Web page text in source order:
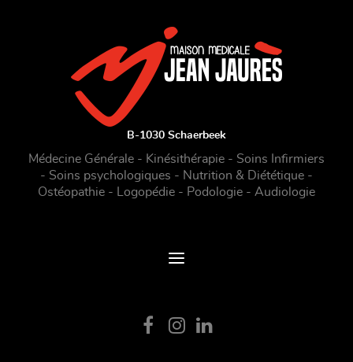
B-1030 Schaerbeek
Médecine Générale - Kinésithérapie - Soins Infirmiers
- Soins psychologiques - Nutrition & Diététique -
Ostéopathie - Logopédie - Podologie - Audiologie